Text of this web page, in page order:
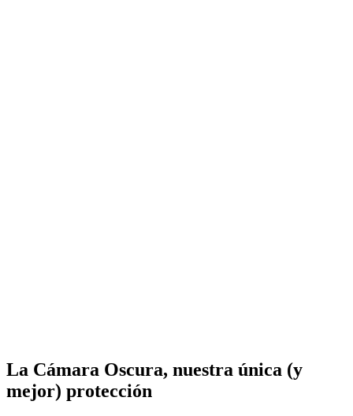
La Cámara Oscura, nuestra única (y
mejor) protección